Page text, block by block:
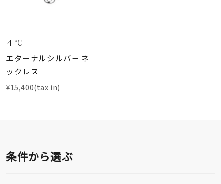
４℃
エターナルシルバー ネ
ックレス
¥15,400(tax in)
条件から選ぶ